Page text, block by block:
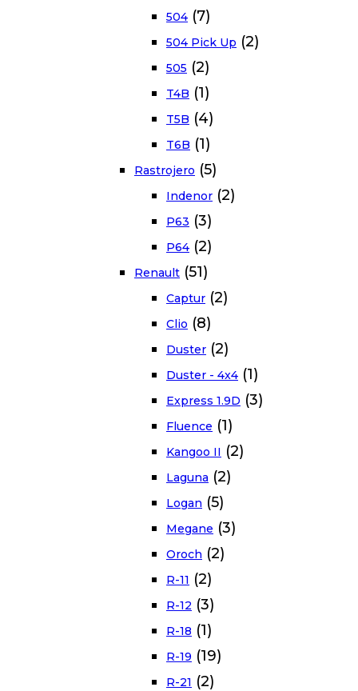
504 (7)
504 Pick Up (2)
505 (2)
T4B (1)
T5B (4)
T6B (1)
Rastrojero (5)
Indenor (2)
P63 (3)
P64 (2)
Renault (51)
Captur (2)
Clio (8)
Duster (2)
Duster - 4x4 (1)
Express 1.9D (3)
Fluence (1)
Kangoo II (2)
Laguna (2)
Logan (5)
Megane (3)
Oroch (2)
R-11 (2)
R-12 (3)
R-18 (1)
R-19 (19)
R-21 (2)